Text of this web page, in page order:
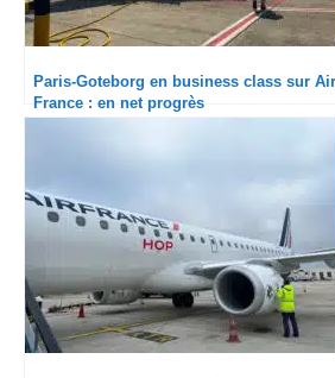
Paris-Goteborg en business class sur Air
France : en net progrès